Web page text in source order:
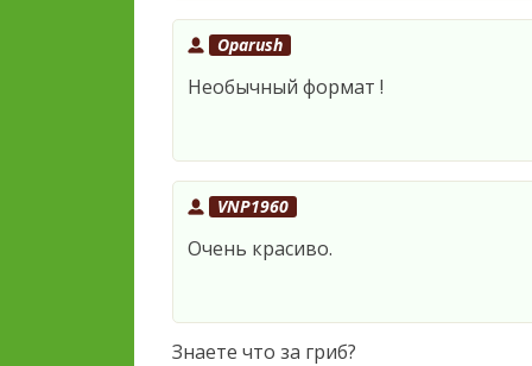
Oparush
Необычный формат !
VNP1960
Очень красиво.
Знаете что за гриб?